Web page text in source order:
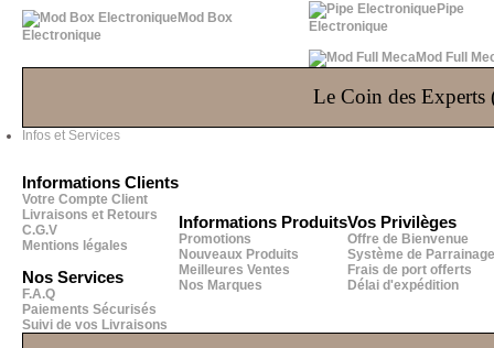
Mod Box
Electronique
Pipe
Electronique
Mod Full
Le Coin des Experts
Infos et Services
Informations Clients
Votre Compte Client
Livraisons et Retours
C.G.V
Mentions légales
Nos Services
F.A.Q
Paiements Sécurisés
Suivi de vos Livraisons
Informations Produits
Promotions
Nouveaux Produits
Meilleures Ventes
Nos Marques
Vos Privilèges
Offre de Bienvenue
Système de Parrainage
Frais de port offerts
Délai d'expédition